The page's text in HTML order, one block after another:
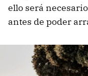
ello será necesario
antes de poder